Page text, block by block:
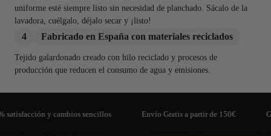
uniforme esté siempre listo sin necesidad de planchado. Sácalo de la
lavadora, cuélgalo, déjalo secar y ¡listo!
4 Fabricado en España con materiales reciclados
Tejido galardonado creado con hilo reciclado y procesos de
producción que reducen el consumo de agua y emisiones.
Envío Gratis a partir de 150€ Garantía devoluciones